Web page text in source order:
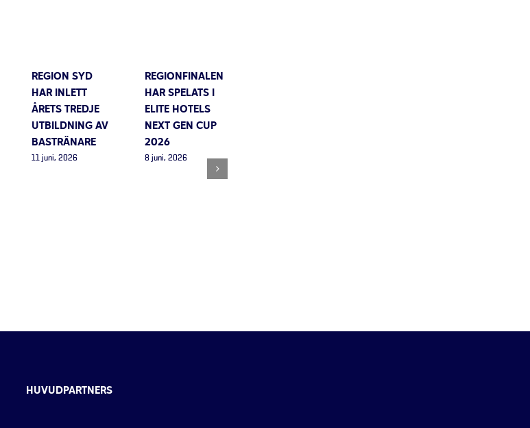
REGION SYD
HAR INLETT
ÅRETS TREDJE
UTBILDNING AV
BASTRÄNARE
11 juni, 2026
REGIONFINALEN
HAR SPELATS I
ELITE HOTELS
NEXT GEN CUP
2026
8 juni, 2026
HUVUDPARTNERS